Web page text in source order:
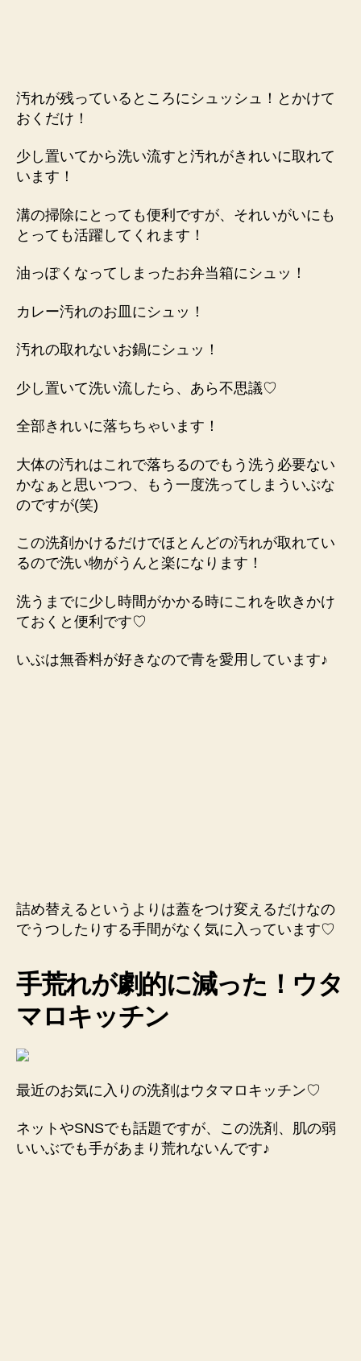
汚れが残っているところにシュッシュ！とかけて
おくだけ！
少し置いてから洗い流すと汚れがきれいに取れて
います！
溝の掃除にとっても便利ですが、それいがいにも
とっても活躍してくれます！
油っぽくなってしまったお弁当箱にシュッ！
カレー汚れのお皿にシュッ！
汚れの取れないお鍋にシュッ！
少し置いて洗い流したら、あら不思議♡
全部きれいに落ちちゃいます！
大体の汚れはこれで落ちるのでもう洗う必要ない
かなぁと思いつつ、もう一度洗ってしまういぶな
のですが(笑)
この洗剤かけるだけでほとんどの汚れが取れてい
るので洗い物がうんと楽になります！
洗うまでに少し時間がかかる時にこれを吹きかけ
ておくと便利です♡
いぶは無香料が好きなので青を愛用しています♪
詰め替えるというよりは蓋をつけ変えるだけなの
でうつしたりする手間がなく気に入っています♡
手荒れが劇的に減った！ウタ
マロキッチン
最近のお気に入りの洗剤はウタマロキッチン♡
ネットやSNSでも話題ですが、この洗剤、肌の弱
いいぶでも手があまり荒れないんです♪